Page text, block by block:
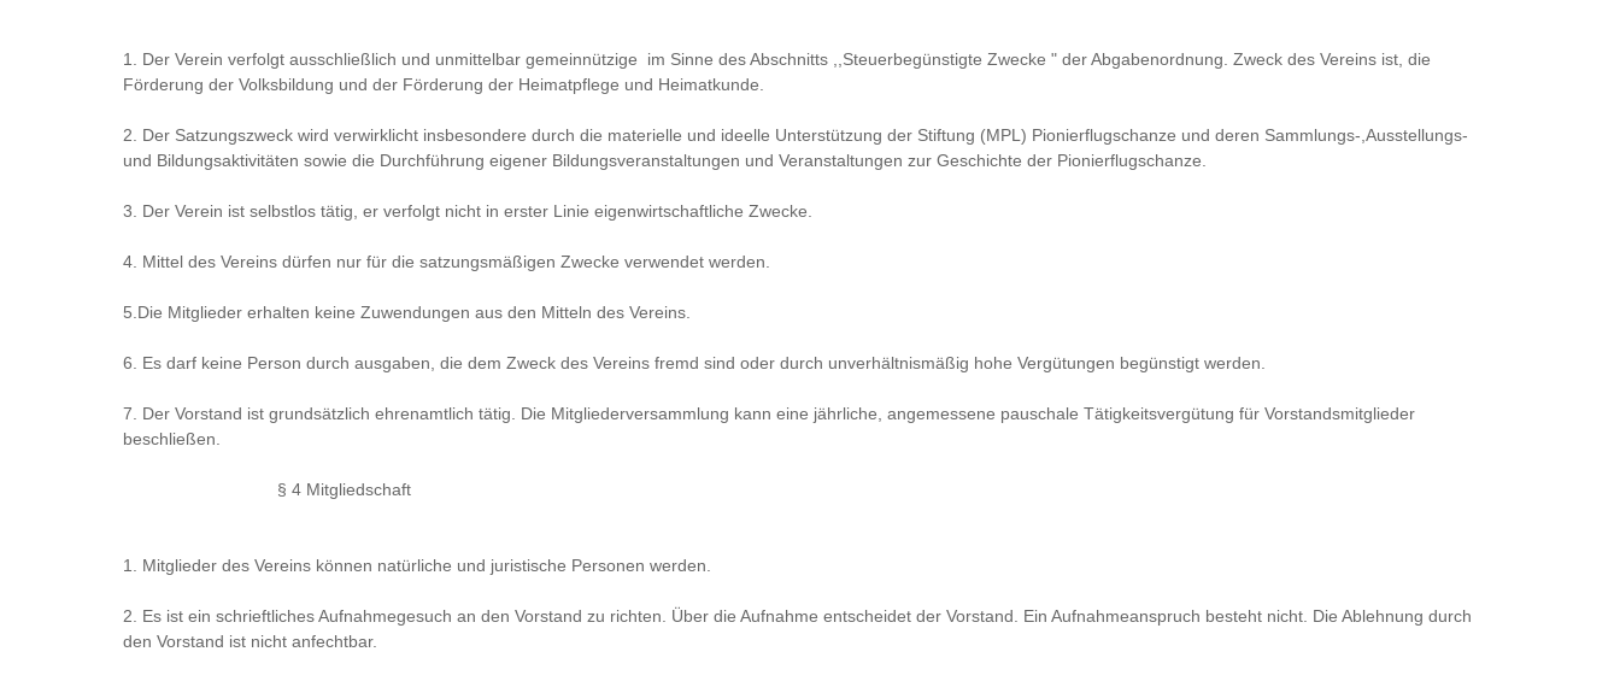
1. Der Verein verfolgt ausschließlich und unmittelbar gemeinnützige im Sinne des Abschnitts ,,Steuerbegünstigte Zwecke " der Abgabenordnung. Zweck des Vereins ist, die
Förderung der Volksbildung und der Förderung der Heimatpflege und Heimatkunde.
2. Der Satzungszweck wird verwirklicht insbesondere durch die materielle und ideelle Unterstützung der Stiftung (MPL) Pionierflugschanze und deren Sammlungs-,Ausstellungs-
und Bildungsaktivitäten sowie die Durchführung eigener Bildungsveranstaltungen und Veranstaltungen zur Geschichte der Pionierflugschanze.
3. Der Verein ist selbstlos tätig, er verfolgt nicht in erster Linie eigenwirtschaftliche Zwecke.
4. Mittel des Vereins dürfen nur für die satzungsmäßigen Zwecke verwendet werden.
5.Die Mitglieder erhalten keine Zuwendungen aus den Mitteln des Vereins.
6. Es darf keine Person durch ausgaben, die dem Zweck des Vereins fremd sind oder durch unverhältnismäßig hohe Vergütungen begünstigt werden.
7. Der Vorstand ist grundsätzlich ehrenamtlich tätig. Die Mitgliederversammlung kann eine jährliche, angemessene pauschale Tätigkeitsvergütung für Vorstandsmitglieder
beschließen.
§ 4 Mitgliedschaft
1. Mitglieder des Vereins können natürliche und juristische Personen werden.
2. Es ist ein schrieftliches Aufnahmegesuch an den Vorstand zu richten. Über die Aufnahme entscheidet der Vorstand. Ein Aufnahmeanspruch besteht nicht. Die Ablehnung durch
den Vorstand ist nicht anfechtbar.